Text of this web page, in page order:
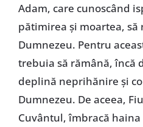
Adam, care cunoscând
pătimirea și moartea, să
Dumnezeu. Pentru
trebuia să rămână, încă
deplină neprihănire și
Dumnezeu. De aceea,
Cuvântul, îmbracă